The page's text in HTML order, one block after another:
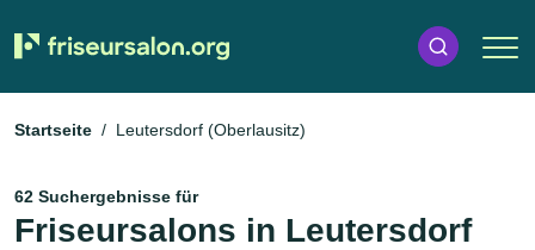
Startseite Leutersdorf (Oberlausitz)
62 Suchergebnisse für
Friseursalons in Leutersdorf